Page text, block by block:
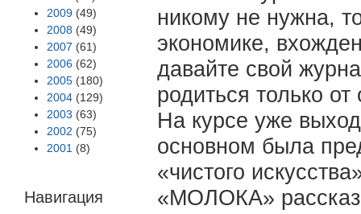
2009 (49)
2008 (49)
2007 (61)
2006 (62)
2005 (180)
2004 (129)
2003 (63)
2002 (75)
2001 (8)
Навигация
никому не нужна,
экономике,
давайте свой
родиться только от
На курсе уже
основном была
«чистого
«МОЛОКА»